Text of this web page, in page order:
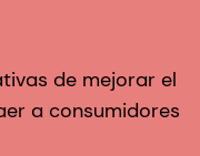
de mejorar el
a consumidores